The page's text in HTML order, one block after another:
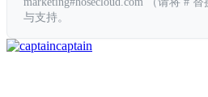
与支持。
captain